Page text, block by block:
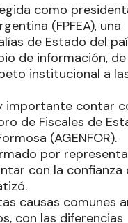
como
(FPFEA), una
de Estado del
de información, de
institucional a
importante contar
de Fiscales de
(AGENFOR).
por
con la confianza
causas comunes
con las diferencias